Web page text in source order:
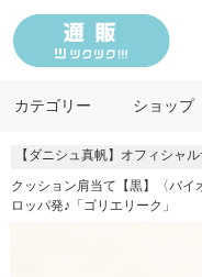
カテゴリー ショップ
【ダニシュ真帆】オフィシ
クッション肩当て【黒】〈バ
ロッパ発♪「ゴリエリーク」